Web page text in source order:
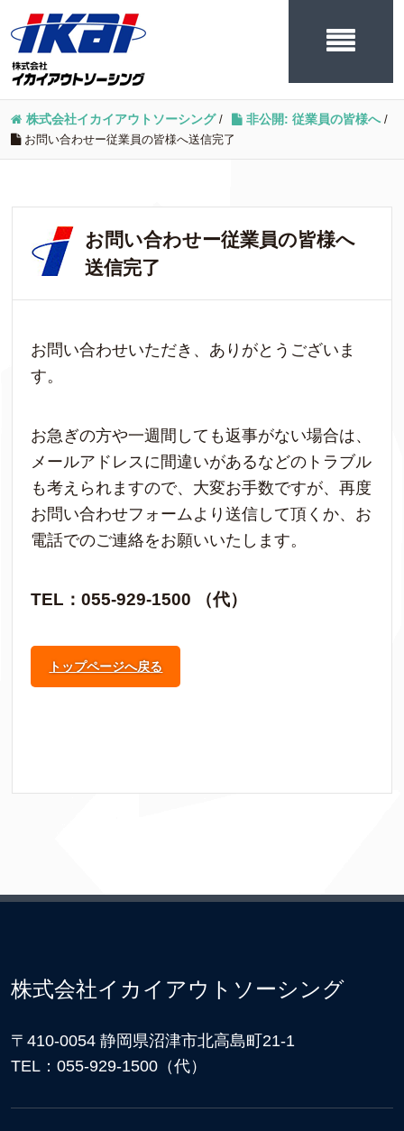
株式会社イカイアウトソーシング/ 非公開: 従業員の皆様へ /
お問い合わせー従業員の皆様へ送信完了
お問い合わせー従業員の皆様へ
送信完了
お問い合わせいただき、ありがとうございま
す。
お急ぎの方や一週間しても返事がない場合は、
メールアドレスに間違いがあるなどのトラブル
も考えられますので、大変お手数ですが、再度
お問い合わせフォームより送信して頂くか、お
電話でのご連絡をお願いいたします。
TEL：055-929-1500 （代）
トップページへ戻る
株式会社イカイアウトソーシング
〒410-0054 静岡県沼津市北高島町21-1
TEL：055-929-1500（代）